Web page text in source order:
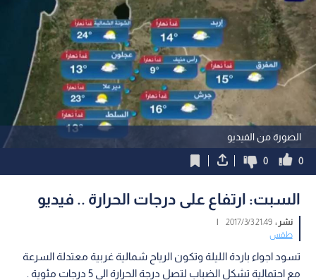
الصورة من الفيديو
0
0
السبت: ارتفاع على درجات الحرارة .. فيديو
نشر :21:49 2017/3/3
|
طقس
تسود اجواء باردة الليلة وتكون الرياح شمالية غربية معتدلة السرعة
مع احتمالية تشكل الضباب لتصل درجة الحرارة الى 5 درجات مئوية .